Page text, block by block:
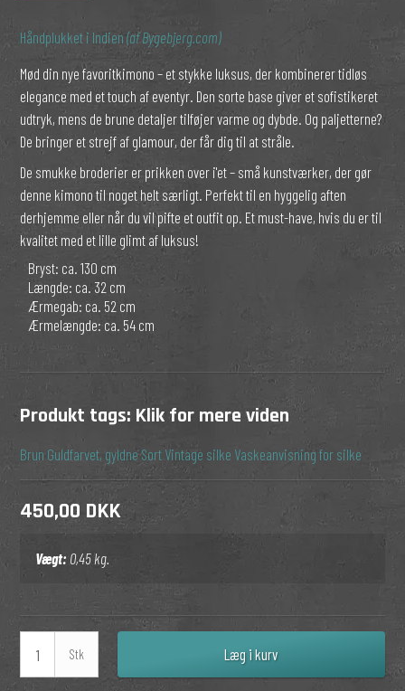
Håndplukket i Indien(af Bygebjerg.com)
Mød din nye favoritkimono – et stykke luksus, der kombinerer tidløs
elegance med et touch af eventyr. Den sorte base giver et sofistikeret
udtryk, mens de brune detaljer tilføjer varme og dybde. Og paljetterne?
De bringer et strejf af glamour, der får dig til at stråle.
De smukke broderier er prikken over i'et – små kunstværker, der gør
denne kimono til noget helt særligt. Perfekt til en hyggelig aften
derhjemme eller når du vil pifte et outfit op. Et must-have, hvis du er til
kvalitet med et lille glimt af luksus!
Bryst: ca. 130 cm
Længde: ca. 32 cm
Ærmegab: ca. 52 cm
Ærmelængde: ca. 54 cm
Produkt tags: Klik for mere viden
Brun Guldfarvet, gyldne Sort Vintage silke Vaskeanvisning for silke
450,00 DKK
Vægt: 0,45 kg.
Stk Læg i kurv